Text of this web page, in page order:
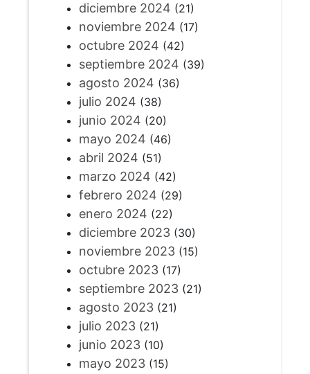
diciembre 2024 (21)
noviembre 2024 (17)
octubre 2024 (42)
septiembre 2024 (39)
agosto 2024 (36)
julio 2024 (38)
junio 2024 (20)
mayo 2024 (46)
abril 2024 (51)
marzo 2024 (42)
febrero 2024 (29)
enero 2024 (22)
diciembre 2023(30)
noviembre 2023(15)
octubre 2023(17)
septiembre 2023(21)
agosto 2023(21)
julio 2023(21)
junio 2023(10)
mayo 2023(15)